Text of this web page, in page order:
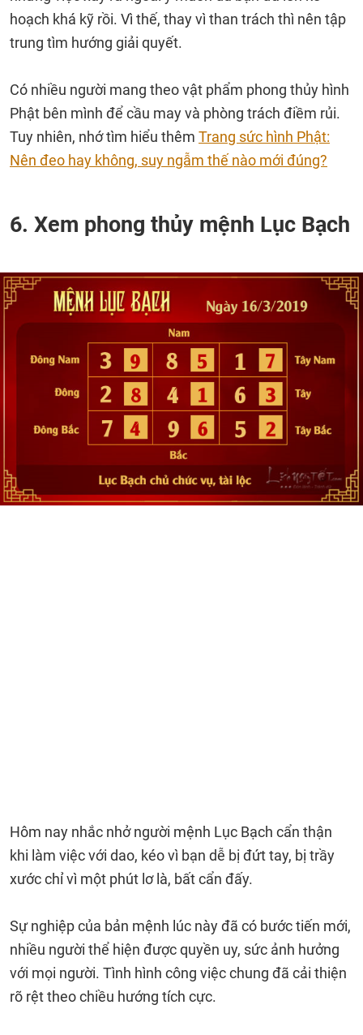
hoạch khá kỹ rồi. Vì thế, thay vì than trách thì nên tập
trung tìm hướng giải quyết.
Có nhiều người mang theo vật phẩm phong thủy hình
Phật bên mình để cầu may và phòng trách điềm rủi.
Tuy nhiên, nhớ tìm hiểu thêm Trang sức hình Phật:
Nên đeo hay không, suy ngẫm thế nào mới đúng?
6. Xem phong thủy mệnh Lục Bạch
Hôm nay nhắc nhở người mệnh Lục Bạch cẩn thận
khi làm việc với dao, kéo vì bạn dễ bị đứt tay, bị trầy
xước chỉ vì một phút lơ là, bất cẩn đấy.
Sự nghiệp của bản mệnh lúc này đã có bước tiến mới,
nhiều người thể hiện được quyền uy, sức ảnh hưởng
với mọi người. Tình hình công việc chung đã cải thiện
rõ rệt theo chiều hướng tích cực.